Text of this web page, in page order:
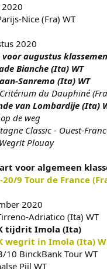
Nice (Fra) WT
2020
voor augustus
Bianche (Ita) WT
Sanremo (Ita) WT
du Dauphiné
van Lombardije (Ita)
de weg
Classic - Ouest-
Plouay
voor algemeen
9 Tour de France
2020
Adriatico (Ita) WT
tijdrit Imola (Ita)
wegrit in Imola (Ita)
10 BinckBank Tour WT
Pijl WT